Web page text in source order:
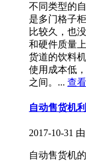
不同类型的
是多门格子
比较久，也
和硬件质量
货道的饮料
使用成本低
之间。... 查
自动售货机
2017-10-31
自动售货机